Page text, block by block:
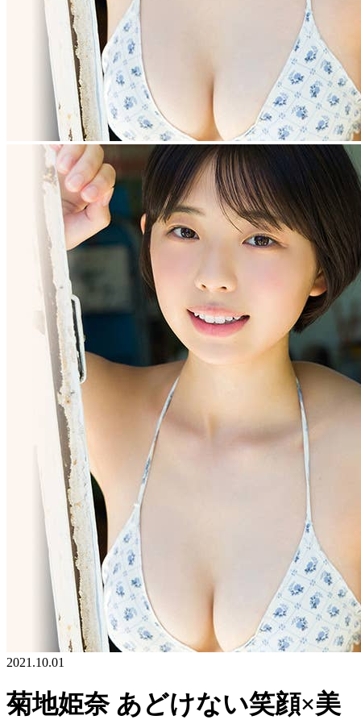
2021.10.01
菊地姫奈 あどけない笑顔×美